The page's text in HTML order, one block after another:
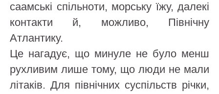
саамські спільноти, морську їжу, далекі
контакти й, можливо, Північну
Атлантику.
Це нагадує, що минуле не було менш
рухливим лише тому, що люди не мали
літаків. Для північних суспільств річки,